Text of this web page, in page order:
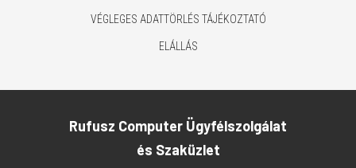
VÉGLEGES ADATTÖRLÉS TÁJÉKOZTATÓ
ELÁLLÁS
Rufusz Computer Ügyfélszolgálat
és Szaküzlet